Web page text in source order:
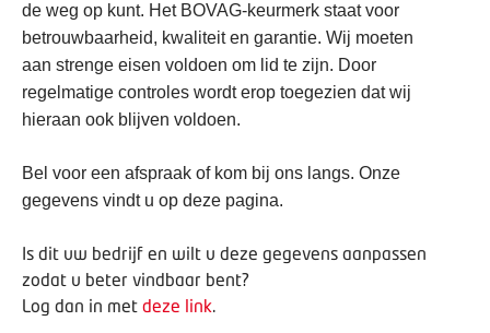
de weg op kunt. Het BOVAG-keurmerk staat voor
betrouwbaarheid, kwaliteit en garantie. Wij moeten
aan strenge eisen voldoen om lid te zijn. Door
regelmatige controles wordt erop toegezien dat wij
hieraan ook blijven voldoen.
Bel voor een afspraak of kom bij ons langs. Onze
gegevens vindt u op deze pagina.
Is dit uw bedrijf en wilt u deze gegevens aanpassen
zodat u beter vindbaar bent?
Log dan in met deze link.